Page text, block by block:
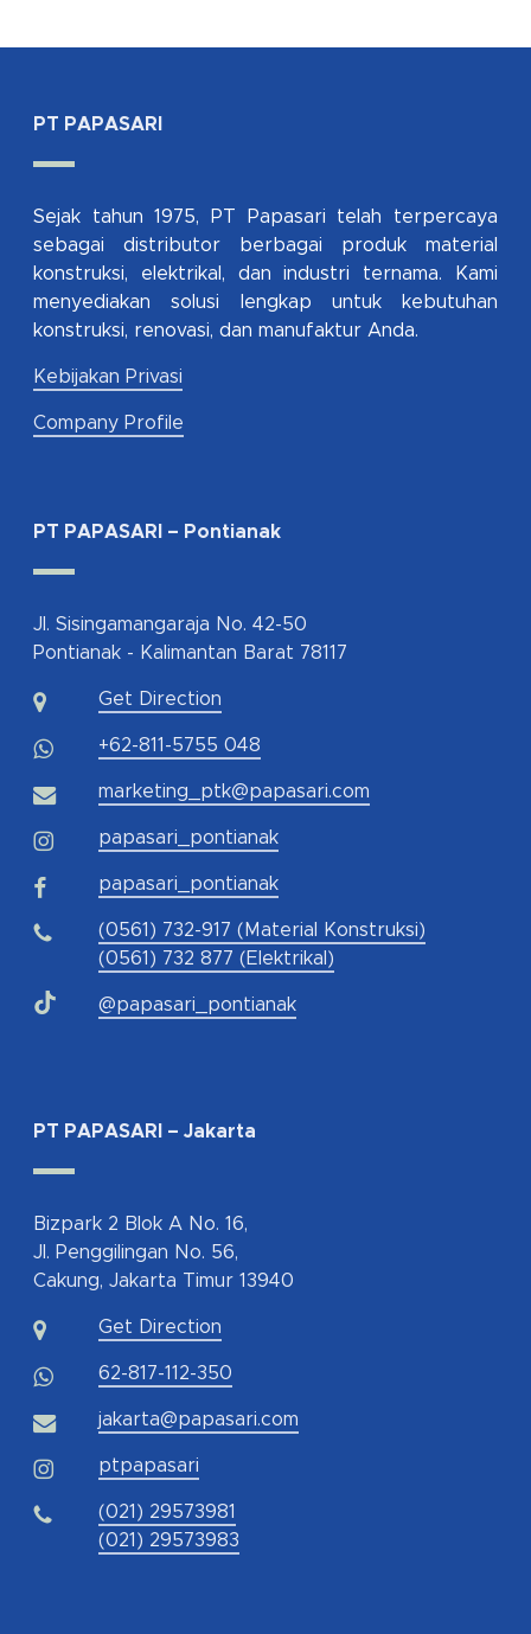
PT PAPASARI
Sejak tahun 1975, PT Papasari telah terpercaya
sebagai distributor berbagai produk material
konstruksi, elektrikal, dan industri ternama. Kami
menyediakan solusi lengkap untuk kebutuhan
konstruksi, renovasi, dan manufaktur Anda.
Kebijakan Privasi
Company Profile
PT PAPASARI – Pontianak
Jl. Sisingamangaraja No. 42-50
Pontianak - Kalimantan Barat 78117
Get Direction
+62-811-5755 048
marketing_ptk@papasari.com
papasari_pontianak
papasari_pontianak
(0561) 732-917 (Material Konstruksi)
(0561) 732 877 (Elektrikal)
@papasari_pontianak
PT PAPASARI – Jakarta
Bizpark 2 Blok A No. 16,
Jl. Penggilingan No. 56,
Cakung, Jakarta Timur 13940
Get Direction
62-817-112-350
jakarta@papasari.com
ptpapasari
(021) 29573981
(021) 29573983